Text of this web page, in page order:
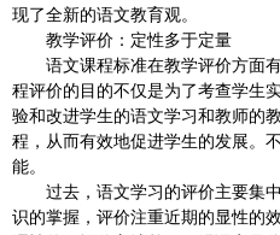
现了全新的语文教育观。
教学评价：定性多于定量
语文课程标准在教学评价方面有
程评价的目的不仅是为了考查学生
验和改进学生的语文学习和教师的
程，从而有效地促进学生的发展。
能。
过去，语文学习的评价主要集中
识的掌握，评价注重近期的显性的